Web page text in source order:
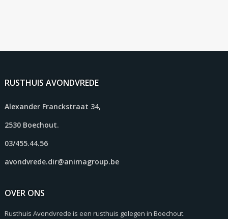
RUSTHUIS AVONDVREDE
Alexander Franckstraat 34,
2530 Boechout.
03/455.44.56
avondvrede.dir@animagroup.be
OVER ONS
Rusthuis Avondvrede is een rusthuis gelegen in Boechout.